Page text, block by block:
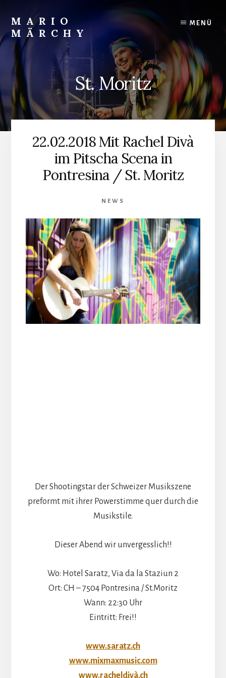
content
MARIO
MÄRCHY
Live
Studiodrummer
MENÜ
St. Moritz
22.02.2018 Mit Rachel Divà
im Pitscha Scena in
Pontresina / St. Moritz
NEWS
Der Shootingstar der Schweizer Musikszene
preformt mit ihrer Powerstimme quer durch die
Musikstile.
Dieser Abend wir unvergesslich!!
Wo: Hotel Saratz, Via da la Staziun 2
Ort: CH – 7504 Pontresina / St.Moritz
Wann: 22:30 Uhr
Eintritt: Frei!!
www.saratz.ch
www.mixmaxmusic.com
www.racheldivà.ch